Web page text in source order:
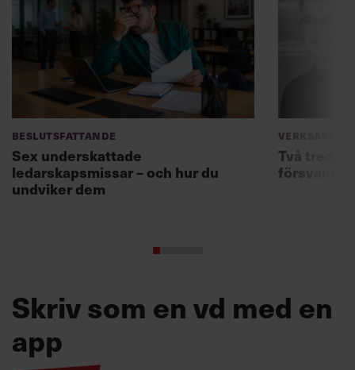
Beslutsfattande
Sex underskattade
ledarskapsmissar – och hur du
undviker dem
Två
försvann
Skriv som en vd med en
app